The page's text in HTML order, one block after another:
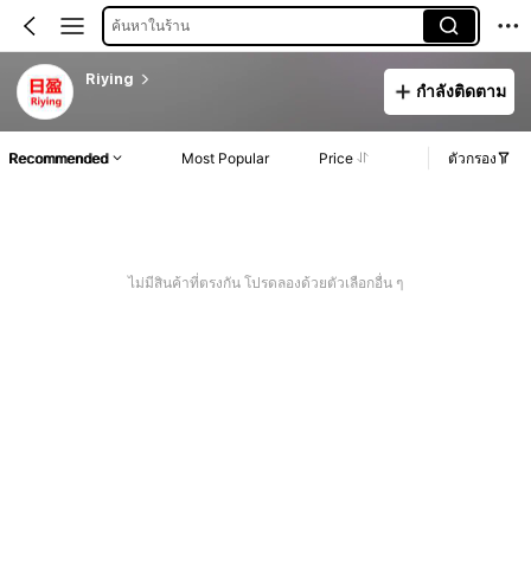
ค้นหาในร้าน
Riying
กำลังติดตาม
Recommended Most Popular Price ตัวกรอง
ไม่มีสินค้าที่ตรงกัน โปรดลองด้วยตัวเลือกอื่น ๆ